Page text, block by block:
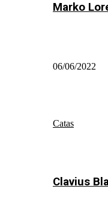
Marko
06/06/2022
Catas
Clavius